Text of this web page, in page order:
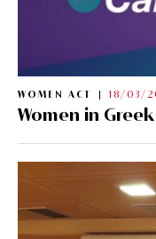
WOMEN ACT 18/03/
Women in